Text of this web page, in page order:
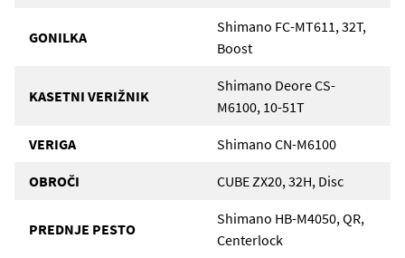
GONILKA
Shimano FC-MT611, 32T,
Boost
KASETNI VERIŽNIK
Shimano Deore CS-
M6100, 10-51T
VERIGA Shimano CN-M6100
OBROČI CUBE ZX20, 32H, Disc
PREDNJE PESTO
Shimano HB-M4050, QR,
Centerlock